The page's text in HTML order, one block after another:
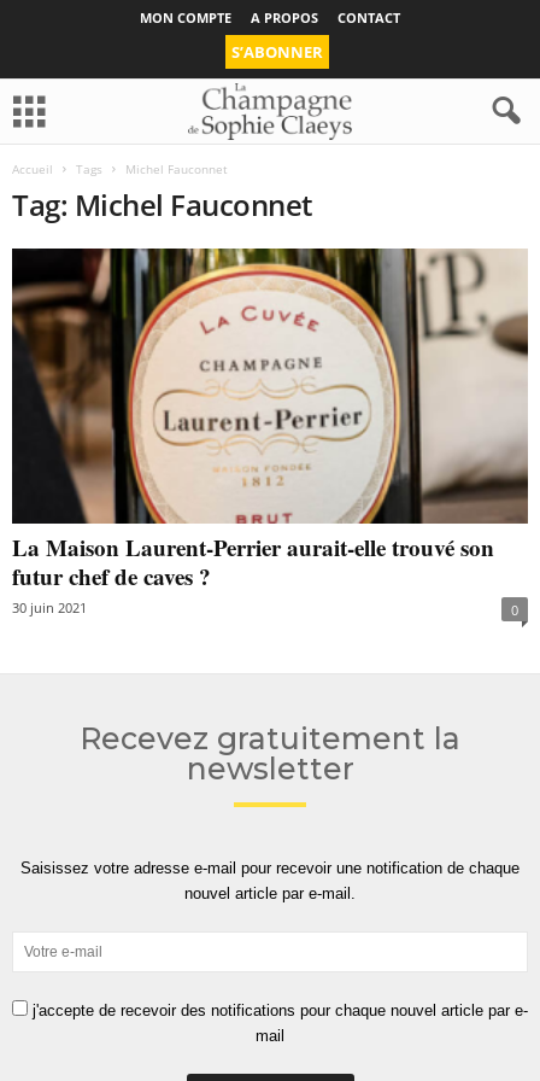
MON COMPTE A PROPOS CONTACT
S’ABONNER
Accueil Tags Michel Fauconnet
Tag: Michel Fauconnet
La Maison Laurent-Perrier aurait-elle trouvé son
futur chef de caves ?
30 juin 2021 0
Recevez gratuitement la
newsletter
Saisissez votre adresse e-mail pour recevoir une notification de chaque
nouvel article par e-mail.
j'accepte de recevoir des notifications pour chaque nouvel article par e-
mail